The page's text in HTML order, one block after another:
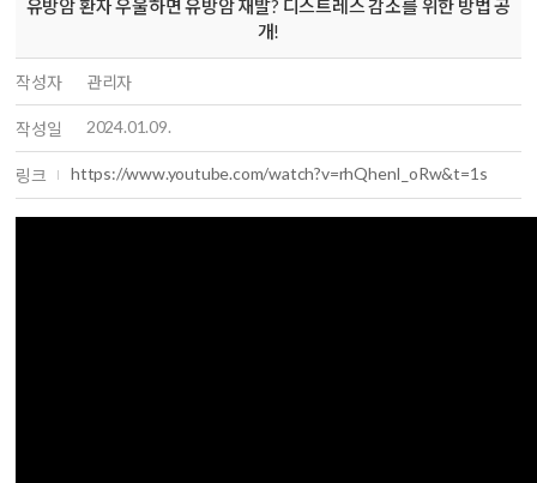
유방암 환자 우울하면 유방암 재발? 디스트레스 감소를 위한 방법 공
개!
작성자 관리자
작성일 2024.01.09.
링크 https://www.youtube.com/watch?v=rhQhenI_oRw&t=1s